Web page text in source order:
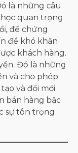
là những câu
quan trọng
để chứng
đề khó khăn
khách hàng.
Đó là những
và cho phép
và đổi mới
bán hàng bậc
sự tôn trọng